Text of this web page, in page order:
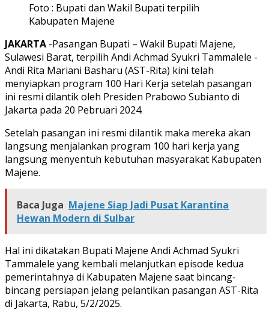
Foto : Bupati dan Wakil Bupati terpilih
Kabupaten Majene
JAKARTA -Pasangan Bupati – Wakil Bupati Majene,
Sulawesi Barat, terpilih Andi Achmad Syukri Tammalele -
Andi Rita Mariani Basharu (AST-Rita) kini telah
menyiapkan program 100 Hari Kerja setelah pasangan
ini resmi dilantik oleh Presiden Prabowo Subianto di
Jakarta pada 20 Pebruari 2024.
Setelah pasangan ini resmi dilantik maka mereka akan
langsung menjalankan program 100 hari kerja yang
langsung menyentuh kebutuhan masyarakat Kabupaten
Majene.
Baca Juga Majene Siap Jadi Pusat Karantina
Hewan Modern di Sulbar
Hal ini dikatakan Bupati Majene Andi Achmad Syukri
Tammalele yang kembali melanjutkan episode kedua
pemerintahnya di Kabupaten Majene saat bincang-
bincang persiapan jelang pelantikan pasangan AST-Rita
di Jakarta, Rabu, 5/2/2025.